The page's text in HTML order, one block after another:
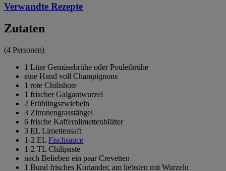
Verwandte Rezepte
Zutaten
(4 Personen)
1 Liter Gemüsebrühe oder Pouletbrühe
eine Hand voll Champignons
1 rote Chilishote
1 frischer Galgantwurzel
2 Frühlingszwiebeln
3 Zitronengrasstängel
6 frische Kaffernlimettenblätter
3 EL Limettensaft
1-2 EL Fischsauce
1-2 TL Chilipaste
nach Belieben ein paar Crevetten
1 Bund frisches Koriander, am liebsten mit Wurzeln